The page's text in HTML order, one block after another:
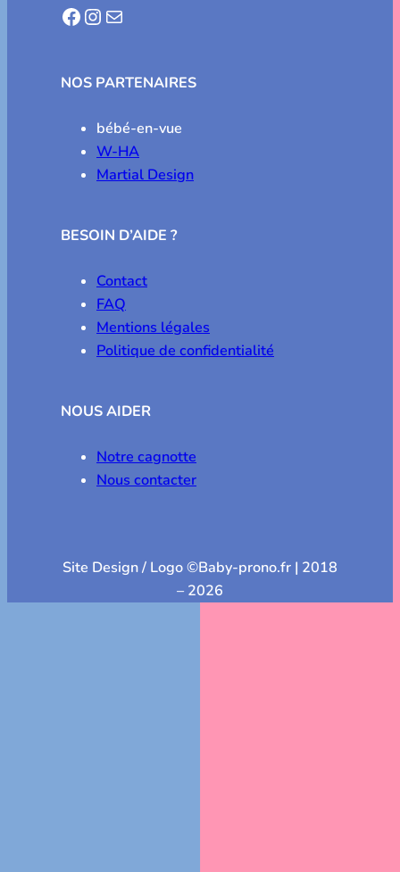
Facebook Instagram E-mail
NOS PARTENAIRES
bébé-en-vue
W-HA
Martial Design
BESOIN D’AIDE ?
Contact
FAQ
Mentions légales
Politique de confidentialité
NOUS AIDER
Notre cagnotte
Nous contacter
Site Design / Logo ©Baby-prono.fr | 2018
– 2026